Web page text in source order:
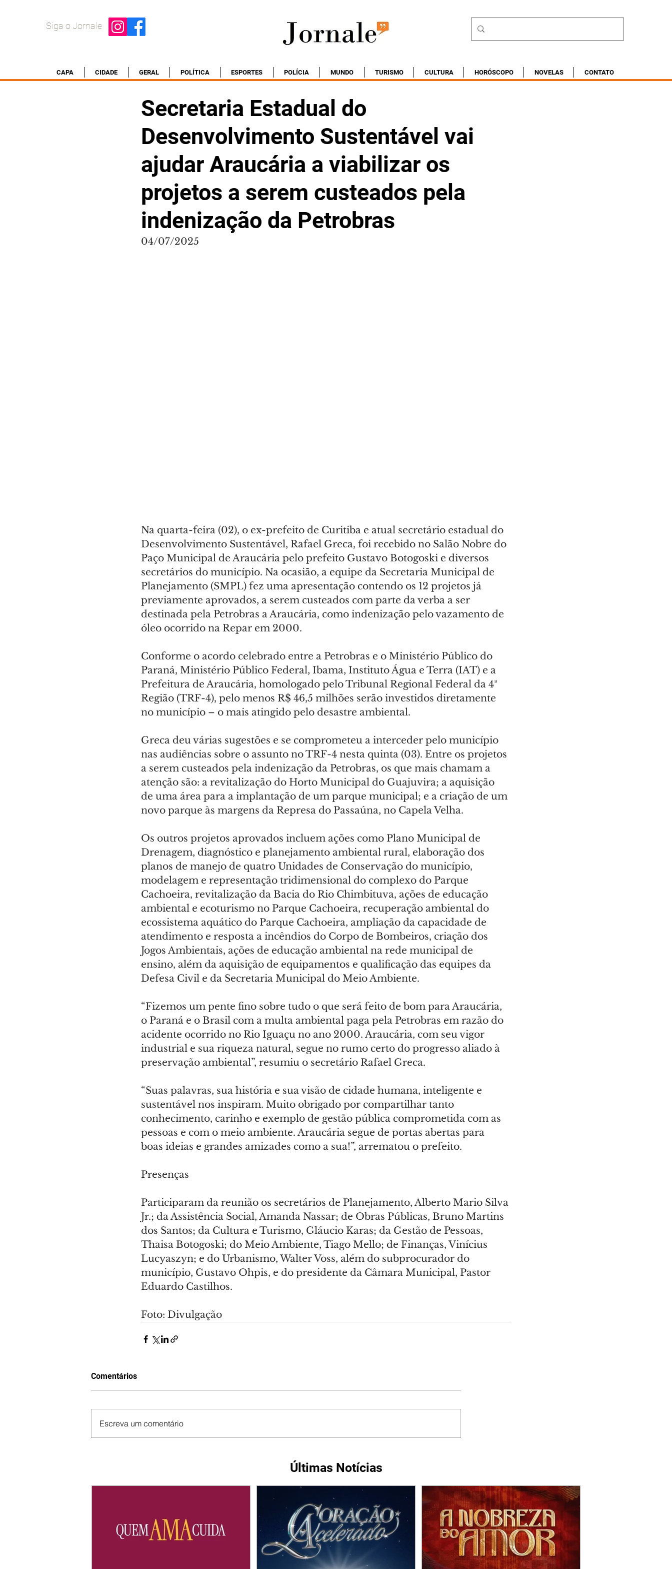
Siga o Jornale
CAPA CIDADE GERAL POLÍTICA ESPORTES POLÍCIA MUNDO TURISMO CULTURA HORÓSCOPO NOVELAS CONTATO
Secretaria Estadual do
Desenvolvimento Sustentável vai
ajudar Araucária a viabilizar os
projetos a serem custeados pela
indenização da Petrobras
04/07/2025
Na quarta-feira (02), o ex-prefeito de Curitiba e atual secretário estadual do
Desenvolvimento Sustentável, Rafael Greca, foi recebido no Salão Nobre do
Paço Municipal de Araucária pelo prefeito Gustavo Botogoski e diversos
secretários do município. Na ocasião, a equipe da Secretaria Municipal de
Planejamento (SMPL) fez uma apresentação contendo os 12 projetos já
previamente aprovados, a serem custeados com parte da verba a ser
destinada pela Petrobras a Araucária, como indenização pelo vazamento de
óleo ocorrido na Repar em 2000.
Conforme o acordo celebrado entre a Petrobras e o Ministério Público do
Paraná, Ministério Público Federal, Ibama, Instituto Água e Terra (IAT) e a
Prefeitura de Araucária, homologado pelo Tribunal Regional Federal da 4ª
Região (TRF-4), pelo menos R$ 46,5 milhões serão investidos diretamente
no município – o mais atingido pelo desastre ambiental.
Greca deu várias sugestões e se comprometeu a interceder pelo município
nas audiências sobre o assunto no TRF-4 nesta quinta (03). Entre os projetos
a serem custeados pela indenização da Petrobras, os que mais chamam a
atenção são: a revitalização do Horto Municipal do Guajuvira; a aquisição
de uma área para a implantação de um parque municipal; e a criação de um
novo parque às margens da Represa do Passaúna, no Capela Velha.
Os outros projetos aprovados incluem ações como Plano Municipal de
Drenagem, diagnóstico e planejamento ambiental rural, elaboração dos
planos de manejo de quatro Unidades de Conservação do município,
modelagem e representação tridimensional do complexo do Parque
Cachoeira, revitalização da Bacia do Rio Chimbituva, ações de educação
ambiental e ecoturismo no Parque Cachoeira, recuperação ambiental do
ecossistema aquático do Parque Cachoeira, ampliação da capacidade de
atendimento e resposta a incêndios do Corpo de Bombeiros, criação dos
Jogos Ambientais, ações de educação ambiental na rede municipal de
ensino, além da aquisição de equipamentos e qualificação das equipes da
Defesa Civil e da Secretaria Municipal do Meio Ambiente.
“Fizemos um pente fino sobre tudo o que será feito de bom para Araucária,
o Paraná e o Brasil com a multa ambiental paga pela Petrobras em razão do
acidente ocorrido no Rio Iguaçu no ano 2000. Araucária, com seu vigor
industrial e sua riqueza natural, segue no rumo certo do progresso aliado à
preservação ambiental”, resumiu o secretário Rafael Greca.
“Suas palavras, sua história e sua visão de cidade humana, inteligente e
sustentável nos inspiram. Muito obrigado por compartilhar tanto
conhecimento, carinho e exemplo de gestão pública comprometida com as
pessoas e com o meio ambiente. Araucária segue de portas abertas para
boas ideias e grandes amizades como a sua!”, arrematou o prefeito.
Presenças
Participaram da reunião os secretários de Planejamento, Alberto Mario Silva
Jr.; da Assistência Social, Amanda Nassar; de Obras Públicas, Bruno Martins
dos Santos; da Cultura e Turismo, Gláucio Karas; da Gestão de Pessoas,
Thaisa Botogoski; do Meio Ambiente, Tiago Mello; de Finanças, Vinícius
Lucyaszyn; e do Urbanismo, Walter Voss, além do subprocurador do
município, Gustavo Ohpis, e do presidente da Câmara Municipal, Pastor
Eduardo Castilhos.
Foto: Divulgação
Comentários
Escreva um comentário
Últimas Notícias